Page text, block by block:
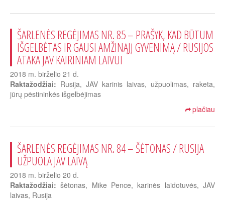
ŠARLENĖS REGĖJIMAS NR. 85 – PRAŠYK, KAD BŪTUM
IŠGELBĖTAS IR GAUSI AMŽINĄJĮ GYVENIMĄ / RUSIJOS
ATAKA JAV KAIRINIAM LAIVUI
2018 m. birželio 21 d.
Raktažodžiai: Rusija, JAV karinis laivas, užpuolimas, raketa,
jūrų pėstininkės išgelbėjimas
plačiau
ŠARLENĖS REGĖJIMAS NR. 84 – ŠĖTONAS / RUSIJA
UŽPUOLA JAV LAIVĄ
2018 m. birželio 20 d.
Raktažodžiai: šėtonas, Mike Pence, karinės laidotuvės, JAV
laivas, Rusija